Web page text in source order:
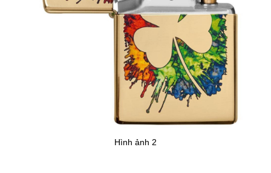
Hình ảnh 2